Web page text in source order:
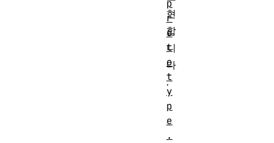
현
합
니
다
.
p
r
o
t
o
t
y
p
e
.